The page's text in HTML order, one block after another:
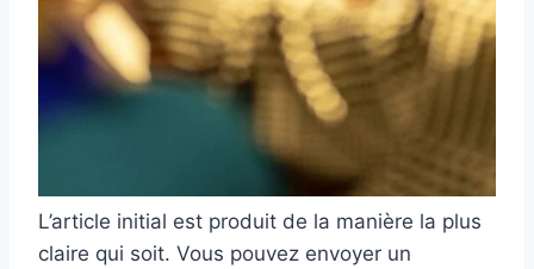
L’article initial est produit de la manière la plus
claire qui soit. Vous pouvez envoyer un